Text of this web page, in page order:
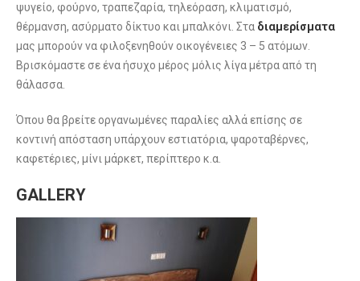
ψυγείο, φούρνο, τραπεζαρία, τηλεόραση, κλιματισμό,
θέρμανση, ασύρματο δίκτυο και μπαλκόνι. Στα διαμερίσματα
μας μπορούν να φιλοξενηθούν οικογένειες 3 – 5 ατόμων.
Βρισκόμαστε σε ένα ήσυχο μέρος μόλις λίγα μέτρα από τη
θάλασσα.
Όπου θα βρείτε οργανωμένες παραλίες αλλά επίσης σε
κοντινή απόσταση υπάρχουν εστιατόρια, ψαροταβέρνες,
καφετέριες, μίνι μάρκετ, περίπτερο κ.α.
GALLERY